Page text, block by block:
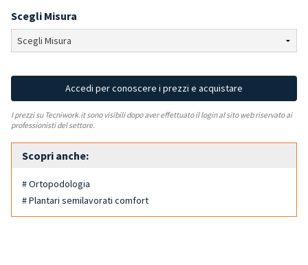
Scegli Misura
Accedi per conoscere i prezzi e acquistare
I prezzi su Tecniwork.it sono visibili dopo aver effettuato il login al sito web riservato ai
professionisti del settore.
Scopri anche:
# Ortopodologia
# Plantari semilavorati comfort